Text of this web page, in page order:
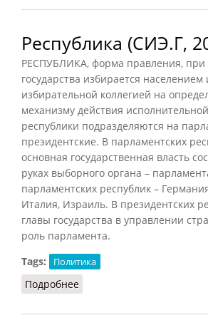
Республика (СИЭ.Г,
РЕСПУБЛИКА, форма правления, при
государства избирается
избирательной коллегией на
механизму действия
республики подразделяются на
президентские. В парламентских
основная государственная власть
руках выборного органа –
парламентских республик –
Италия, Израиль. В президентских
главы государства в управлении
роль парламента.
Tags:
Политика
Подробнее